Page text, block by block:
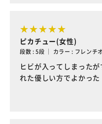
ピカチュー(女性)
段数 : 5段 ｜ カラー : フレンチ
ヒビが入ってしまった
れた優しい方でよかった